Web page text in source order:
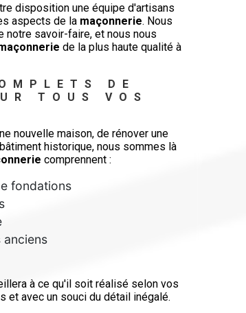
disposition une équipe d'artisans
aspects de la maçonnerie. Nous
savoir-faire, et nous nous
de la plus haute qualité à
DE
TOUS VOS
nouvelle maison, de rénover une
historique, nous sommes là
comprennent :
fondations
anciens
à ce qu'il soit réalisé selon vos
avec un souci du détail inégalé.